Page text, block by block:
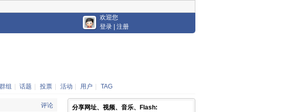
欢迎您
登录
注册
群组 话题 投票 活动 用户 TAG
评论 分享网址、视频、音乐、Flash: